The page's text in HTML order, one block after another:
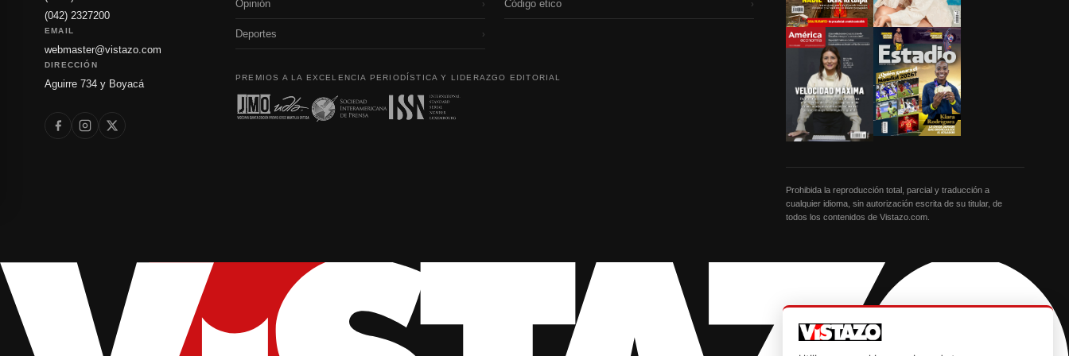
(042) 2327200
EMAIL
webmaster@vistazo.com
DIRECCIÓN
Aguirre 734 y Boyacá
Opinión ›
Deportes ›
Código etico ›
PREMIOS A LA EXCELENCIA PERIODÍSTICA Y LIDERAZGO EDITORIAL
Prohibida la reproducción total, parcial y traducción a
cualquier idioma, sin autorización escrita de su titular, de
todos los contenidos de Vistazo.com.